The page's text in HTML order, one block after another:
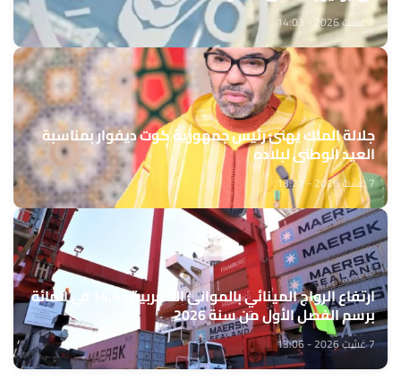
7 غشت 2026 - 14:03
جلالة الملك يهنئ رئيس جمهورية كوت ديفوار بمناسبة
العيد الوطني لبلاده
7 غشت 2026 - 13:27
ارتفاع الرواج المينائي بالموانئ المغربية بـ14,4 في المائة
برسم الفصل الأول من سنة 2026
7 غشت 2026 - 13:06